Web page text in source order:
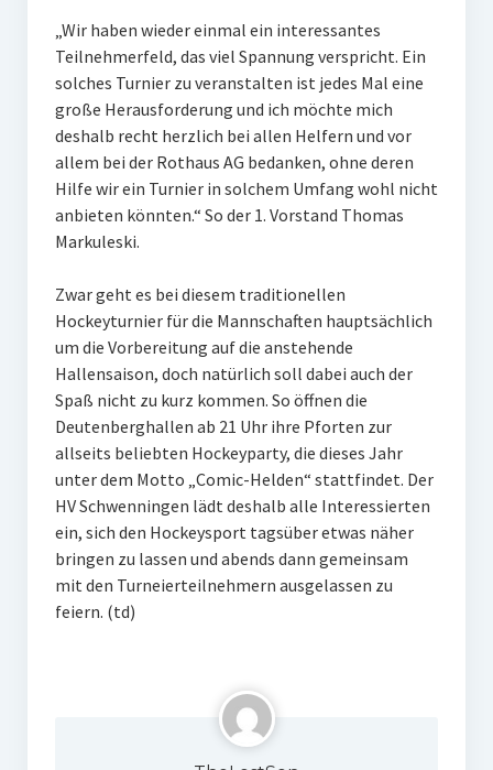
„Wir haben wieder einmal ein interessantes
Teilnehmerfeld, das viel Spannung verspricht. Ein
solches Turnier zu veranstalten ist jedes Mal eine
große Herausforderung und ich möchte mich
deshalb recht herzlich bei allen Helfern und vor
allem bei der Rothaus AG bedanken, ohne deren
Hilfe wir ein Turnier in solchem Umfang wohl nicht
anbieten könnten.“ So der 1. Vorstand Thomas
Markuleski.
Zwar geht es bei diesem traditionellen
Hockeyturnier für die Mannschaften hauptsächlich
um die Vorbereitung auf die anstehende
Hallensaison, doch natürlich soll dabei auch der
Spaß nicht zu kurz kommen. So öffnen die
Deutenberghallen ab 21 Uhr ihre Pforten zur
allseits beliebten Hockeyparty, die dieses Jahr
unter dem Motto „Comic-Helden“ stattfindet. Der
HV Schwenningen lädt deshalb alle Interessierten
ein, sich den Hockeysport tagsüber etwas näher
bringen zu lassen und abends dann gemeinsam
mit den Turneierteilnehmern ausgelassen zu
feiern. (td)